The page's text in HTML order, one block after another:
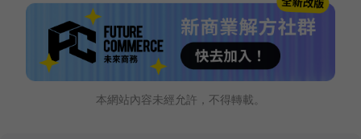
本網站內容未經允許，不得轉載。